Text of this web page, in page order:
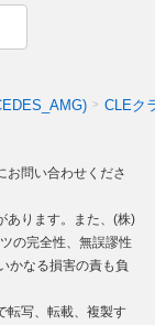
CLEク
お問い合わせくださ
あります。また、(株)
の完全性、無誤謬性
かなる損害の責も負
転写、転載、複製す